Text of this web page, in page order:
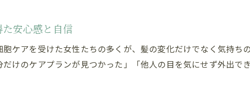
安心感と自信
ケアを受けた女性たちの多くが、髪の変化だけでなく気持ち
けのケアプランが見つかった」「他人の目を気にせず外出で